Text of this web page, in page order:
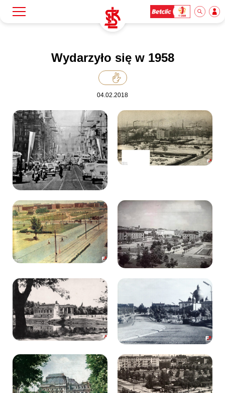
Bilety
Akademia
Biznes
Dla mediów
Kibice
SKLEP KUP BILET
Wydarzyło się w 1958
04.02.2018